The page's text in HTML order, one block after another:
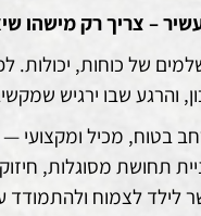
– צריך רק מישהו
של כוחות,
והרגע שבו ירגיש
בטוח, מכיל
תחושת מסוגלות,
לצמוח ולהתמודד